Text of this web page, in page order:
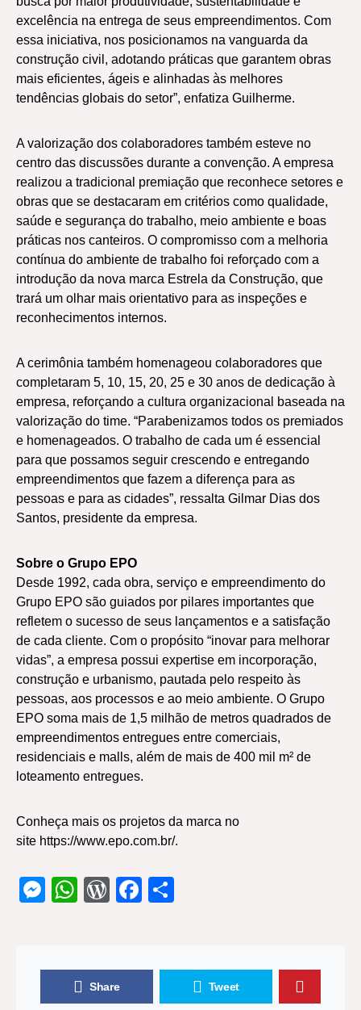
excelência na entrega de seus empreendimentos. Com
essa iniciativa, nos posicionamos na vanguarda da
construção civil, adotando práticas que garantem obras
mais eficientes, ágeis e alinhadas às melhores
tendências globais do setor”, enfatiza Guilherme.
A valorização dos colaboradores também esteve no
centro das discussões durante a convenção. A empresa
realizou a tradicional premiação que reconhece setores e
obras que se destacaram em critérios como qualidade,
saúde e segurança do trabalho, meio ambiente e boas
práticas nos canteiros. O compromisso com a melhoria
contínua do ambiente de trabalho foi reforçado com a
introdução da nova marca Estrela da Construção, que
trará um olhar mais orientativo para as inspeções e
reconhecimentos internos.
A cerimônia também homenageou colaboradores que
completaram 5, 10, 15, 20, 25 e 30 anos de dedicação à
empresa, reforçando a cultura organizacional baseada na
valorização do time. “Parabenizamos todos os premiados
e homenageados. O trabalho de cada um é essencial
para que possamos seguir crescendo e entregando
empreendimentos que fazem a diferença para as
pessoas e para as cidades”, ressalta Gilmar Dias dos
Santos, presidente da empresa.
Sobre o Grupo EPO
Desde 1992, cada obra, serviço e empreendimento do
Grupo EPO são guiados por pilares importantes que
refletem o sucesso de seus lançamentos e a satisfação
de cada cliente. Com o propósito “inovar para melhorar
vidas”, a empresa possui expertise em incorporação,
construção e urbanismo, pautada pelo respeito às
pessoas, aos processos e ao meio ambiente. O Grupo
EPO soma mais de 1,5 milhão de metros quadrados de
empreendimentos entregues entre comerciais,
residenciais e malls, além de mais de 400 mil m² de
loteamento entregues.
Conheça mais os projetos da marca no
site https://www.epo.com.br/.
Messenger
WhatsApp
WordPress
Facebook
Share Tweet